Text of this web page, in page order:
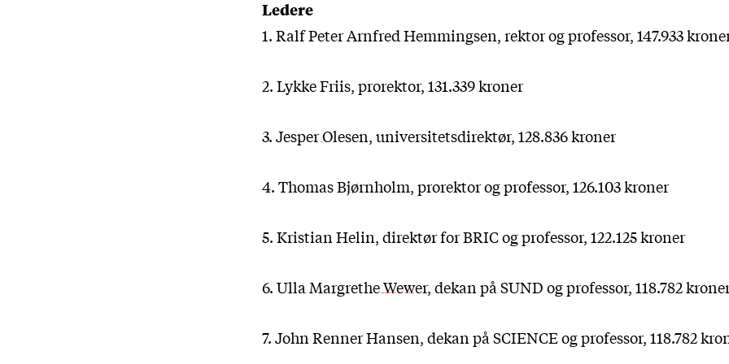
Ledere
1.Ralf Peter Arnfred Hemmingsen, rektor og professor, 147.933
2.Lykke Friis, prorektor, 131.339 kroner
3.Jesper Olesen, universitetsdirektør, 128.836 kroner
4.Thomas Bjørnholm, prorektor og professor, 126.103 kroner
5.Kristian Helin, direktør for BRIC og professor, 122.125 kroner
6.Ulla Margrethe Wewer, dekan på SUND og professor, 118.782
7.John Renner Hansen, dekan på SCIENCE og professor, 118.782